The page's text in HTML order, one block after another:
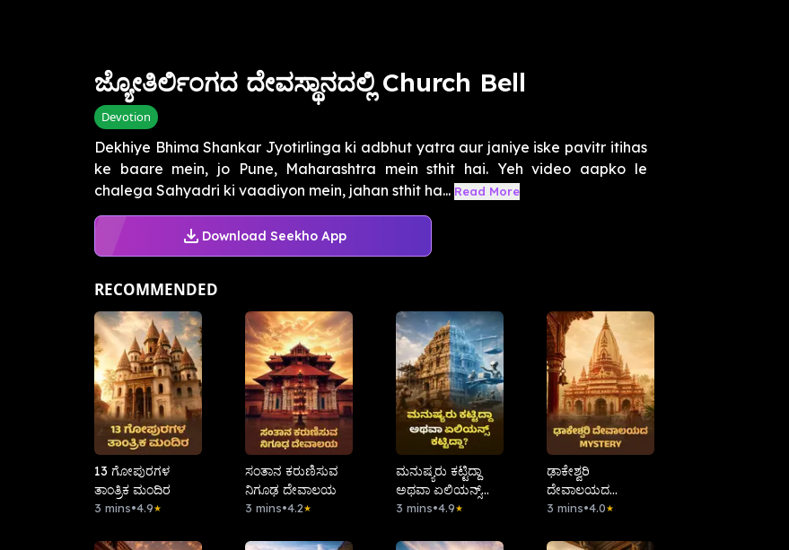
ಜ್ಯೋತಿರ್ಲಿಂಗದ ದೇವಸ್ಥಾನದಲ್ಲಿ Church Bell
Devotion
Dekhiye Bhima Shankar Jyotirlinga ki adbhut yatra aur janiye iske pavitr itihas
ke baare mein, jo Pune, Maharashtra mein sthit hai. Yeh video aapko le
chalega Sahyadri ki vaadiyon mein, jahan sthit ha... Read More
Download Seekho App
RECOMMENDED
13 ಗೋಪುರಗಳ
ತಾಂತ್ರಿಕ ಮಂದಿರ
3 mins•4.9★
ಸಂತಾನ ಕರುಣಿಸುವ
ನಿಗೂಢ ದೇವಾಲಯ
3 mins•4.2★
ಮನುಷ್ಯರು ಕಟ್ಟಿದ್ದಾ
ಅಥವಾ ಏಲಿಯನ್ಸ್
ಕಟ್ಟಿದ್ದಾ?
3 mins•4.9★
ಢಾಕೇಶ್ವರಿ
ದೇವಾಲಯದ
Mystery
3 mins•4.0★